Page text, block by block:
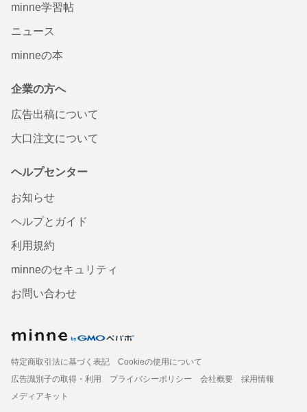
minne学習帖
ニュース
minneの本
企業の方へ
広告出稿について
大口注文について
ヘルプセンター
お知らせ
ヘルプとガイド
利用規約
minneのセキュリティ
お問い合わせ
特定商取引法に基づく表記
Cookieの使用について
広告識別子の取得・利用
プライバシーポリシー 会社概要
採用情報
メディアキット